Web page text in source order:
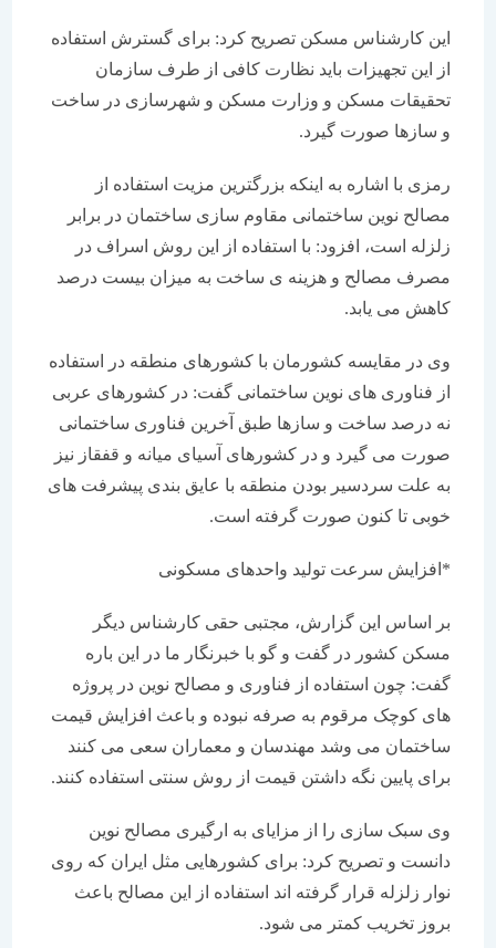
این کارشناس مسکن تصریح کرد: برای گسترش استفاده
از این تجهیزات باید نظارت کافی از طرف سازمان
تحقیقات مسکن و وزارت مسکن و شهرسازی در ساخت
و سازها صورت گیرد.
رمزی با اشاره به اینکه بزرگترین مزیت استفاده از
مصالح نوین ساختمانی مقاوم سازی ساختمان در برابر
زلزله است، افزود: با استفاده از این روش اسراف در
مصرف مصالح و هزینه ی ساخت به میزان بیست درصد
کاهش می یابد.
وی در مقایسه کشورمان با کشورهای منطقه در استفاده
از فناوری های نوین ساختمانی گفت: در کشورهای عربی
نه درصد ساخت و سازها طبق آخرین فناوری ساختمانی
صورت می گیرد و در کشورهای آسیای میانه و قفقاز نیز
به علت سردسیر بودن منطقه با عایق بندی پیشرفت های
خوبی تا کنون صورت گرفته است.
*افزایش سرعت تولید واحدهای مسکونی
بر اساس این گزارش، مجتبی حقی کارشناس دیگر
مسکن کشور در گفت و گو با خبرنگار ما در این باره
گفت: چون استفاده از فناوری و مصالح نوین در پروژه
های کوچک مرقوم به صرفه نبوده و باعث افزایش قیمت
ساختمان می وشد مهندسان و معماران سعی می کنند
برای پایین نگه داشتن قیمت از روش سنتی استفاده کنند.
وی سبک سازی را از مزایای به ارگیری مصالح نوین
دانست و تصریح کرد: برای کشورهایی مثل ایران که روی
نوار زلزله قرار گرفته اند استفاده از این مصالح باعث
بروز تخریب کمتر می شود.